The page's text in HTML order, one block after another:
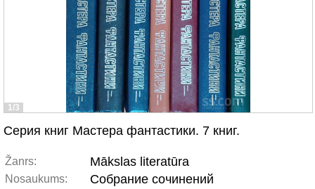
1/3
Серия книг Мастера фантастики. 7 книг.
Žanrs: Mākslas literatūra
Nosaukums: Собрание сочинений